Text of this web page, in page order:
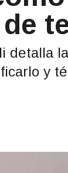
detalla
y